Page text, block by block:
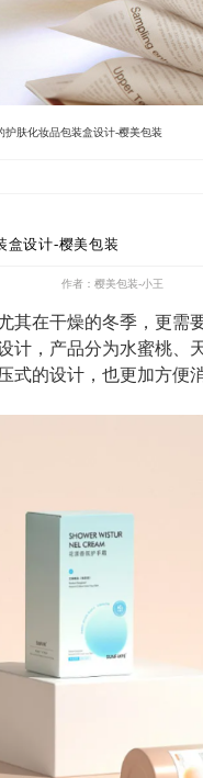
护肤化妆品包装盒设计-樱美包装
盒设计-樱美包装
作者：樱美包装-小王
其在干燥的冬季 ， 更需
计 ，产品分为水蜜桃、
式的设计，也更加方便